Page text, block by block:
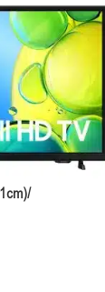
45 WiFi CI+ DVB-